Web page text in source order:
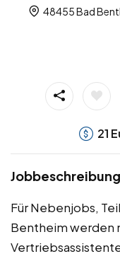
48455 Bad
21
Jobbeschreibung
Für Nebenjobs,
Bentheim werden